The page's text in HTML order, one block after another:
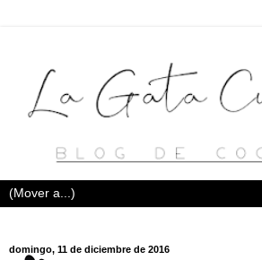
domingo, 11 de diciembre de 2016